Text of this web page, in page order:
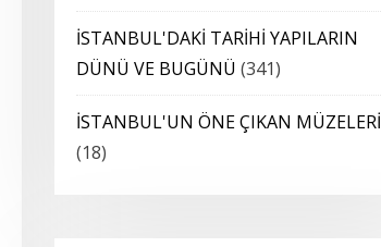
İSTANBUL'DAKİ TARİHİ YAPILARIN
DÜNÜ VE BUGÜNÜ (341)
İSTANBUL'UN ÖNE ÇIKAN MÜZELERİ
(18)